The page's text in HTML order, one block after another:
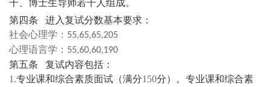
干、博士生导师若干人组成。
第四条 进入复试分数基本要求：
社会心理学： 55,65,65,205
心理语言学： 55,60,60,190
第五条 复试内容包括：
1.专业课和综合素质面试（满分150分）。专业课和综合素